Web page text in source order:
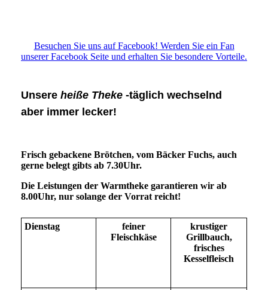
Besuchen Sie uns auf Facebook! Werden Sie ein Fan
unserer Facebook Seite und erhalten Sie besondere Vorteile.
Unsere heiße Theke -täglich wechselnd
aber immer lecker!
Frisch gebackene Brötchen, vom Bäcker Fuchs, auch
gerne belegt gibts ab 7.30Uhr.
Die Leistungen der Warmtheke garantieren wir ab
8.00Uhr, nur solange der Vorrat reicht!
Dienstag
feiner
Fleischkäse
krustiger
Grillbauch,
frisches
Kesselfleisch